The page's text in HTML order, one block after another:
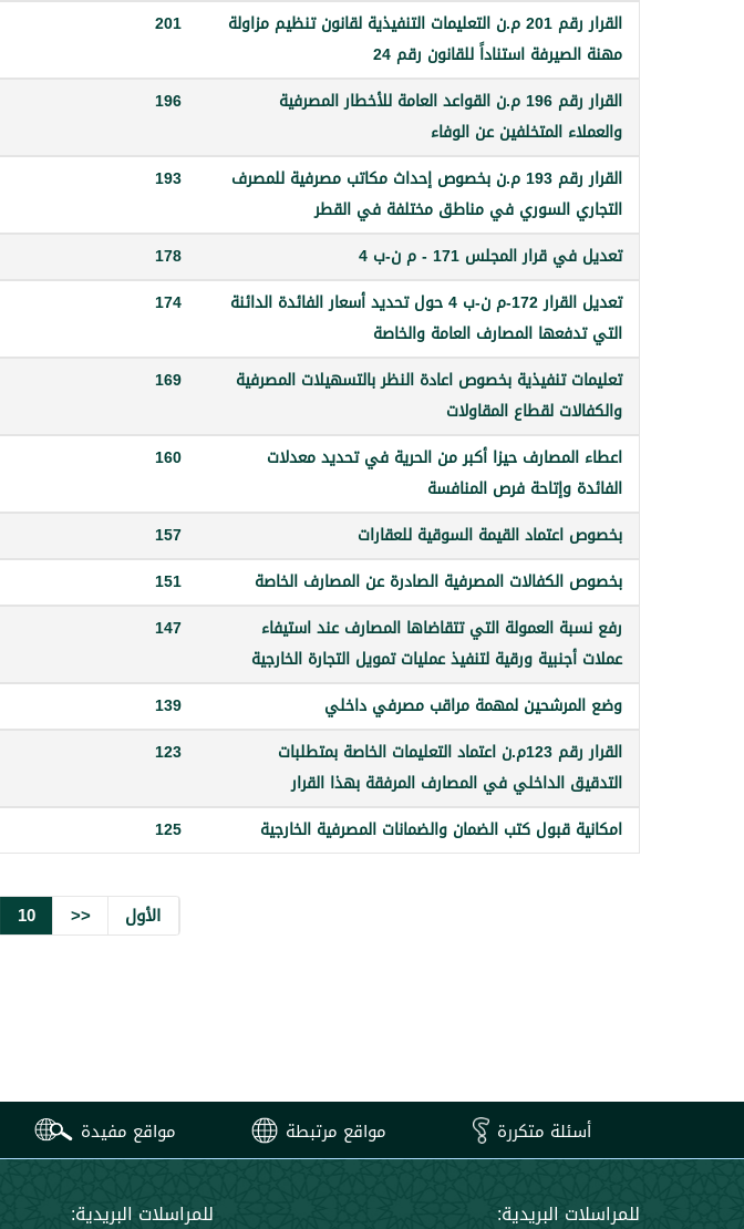
القرار رقم 201 م.ن التعليمات التنفيذية لقانون تنظيم مزاولة
مهنة الصيرفة استناداً للقانون رقم 24
201
القرار رقم 196 م.ن القواعد العامة للأخطار المصرفية
والعملاء المتخلفين عن الوفاء
196
القرار رقم 193 م.ن بخصوص إحداث مكاتب مصرفية للمصرف
التجاري السوري في مناطق مختلفة في القطر
193
تعديل في قرار المجلس 171 - م ن-ب 4 178
تعديل القرار 172-م ن-ب 4 حول تحديد أسعار الفائدة الدائنة
التي تدفعها المصارف العامة والخاصة
174
تعليمات تنفيذية بخصوص اعادة النظر بالتسهيلات المصرفية
والكفالات لقطاع المقاولات
169
اعطاء المصارف حيزا أكبر من الحرية في تحديد معدلات
الفائدة وإتاحة فرص المنافسة
160
بخصوص اعتماد القيمة السوقية للعقارات 157
بخصوص الكفالات المصرفية الصادرة عن المصارف الخاصة
151
رفع نسبة العمولة التي تتقاضاها المصارف عند استيفاء
عملات أجنبية ورقية لتنفيذ عمليات تمويل التجارة الخارجية
147
وضع المرشحين لمهمة مراقب مصرفي داخلي 139
القرار رقم 123م.ن اعتماد التعليمات الخاصة بمتطلبات
التدقيق الداخلي في المصارف المرفقة بهذا القرار
123
امكانية قبول كتب الضمان والضمانات المصرفية الخارجية 125
الأول <<
10
أسئلة متكررة مواقع مرتبطة مواقع مفيدة
للمراسلات البريدية: للمراسلات البريدية: